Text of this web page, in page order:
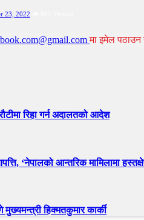
23, 2022
मा इमेल
रिहा गर्न अदालतको आदेश
‘नेपालको आन्तरिक मामिलामा
हिक्मतकुमार कार्की